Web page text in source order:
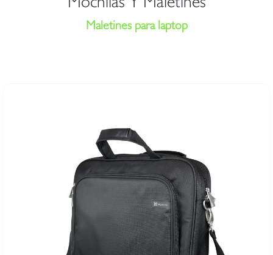
Mochilas Y Maletines
Maletines para laptop